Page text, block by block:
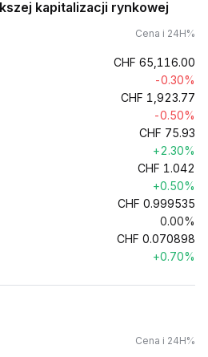
kapitalizacji rynkowej
Cena i 24H%
CHF 65,116.00
-0.30%
CHF 1,923.77
-0.50%
CHF 75.93
+2.30%
CHF 1.042
+0.50%
CHF 0.999535
0.00%
CHF 0.070898
+0.70%
Cena i 24H%